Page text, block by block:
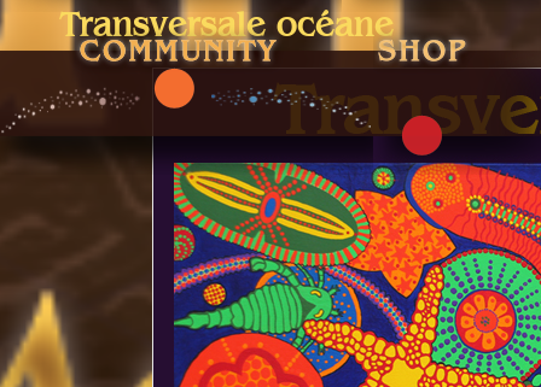
Transversale océane